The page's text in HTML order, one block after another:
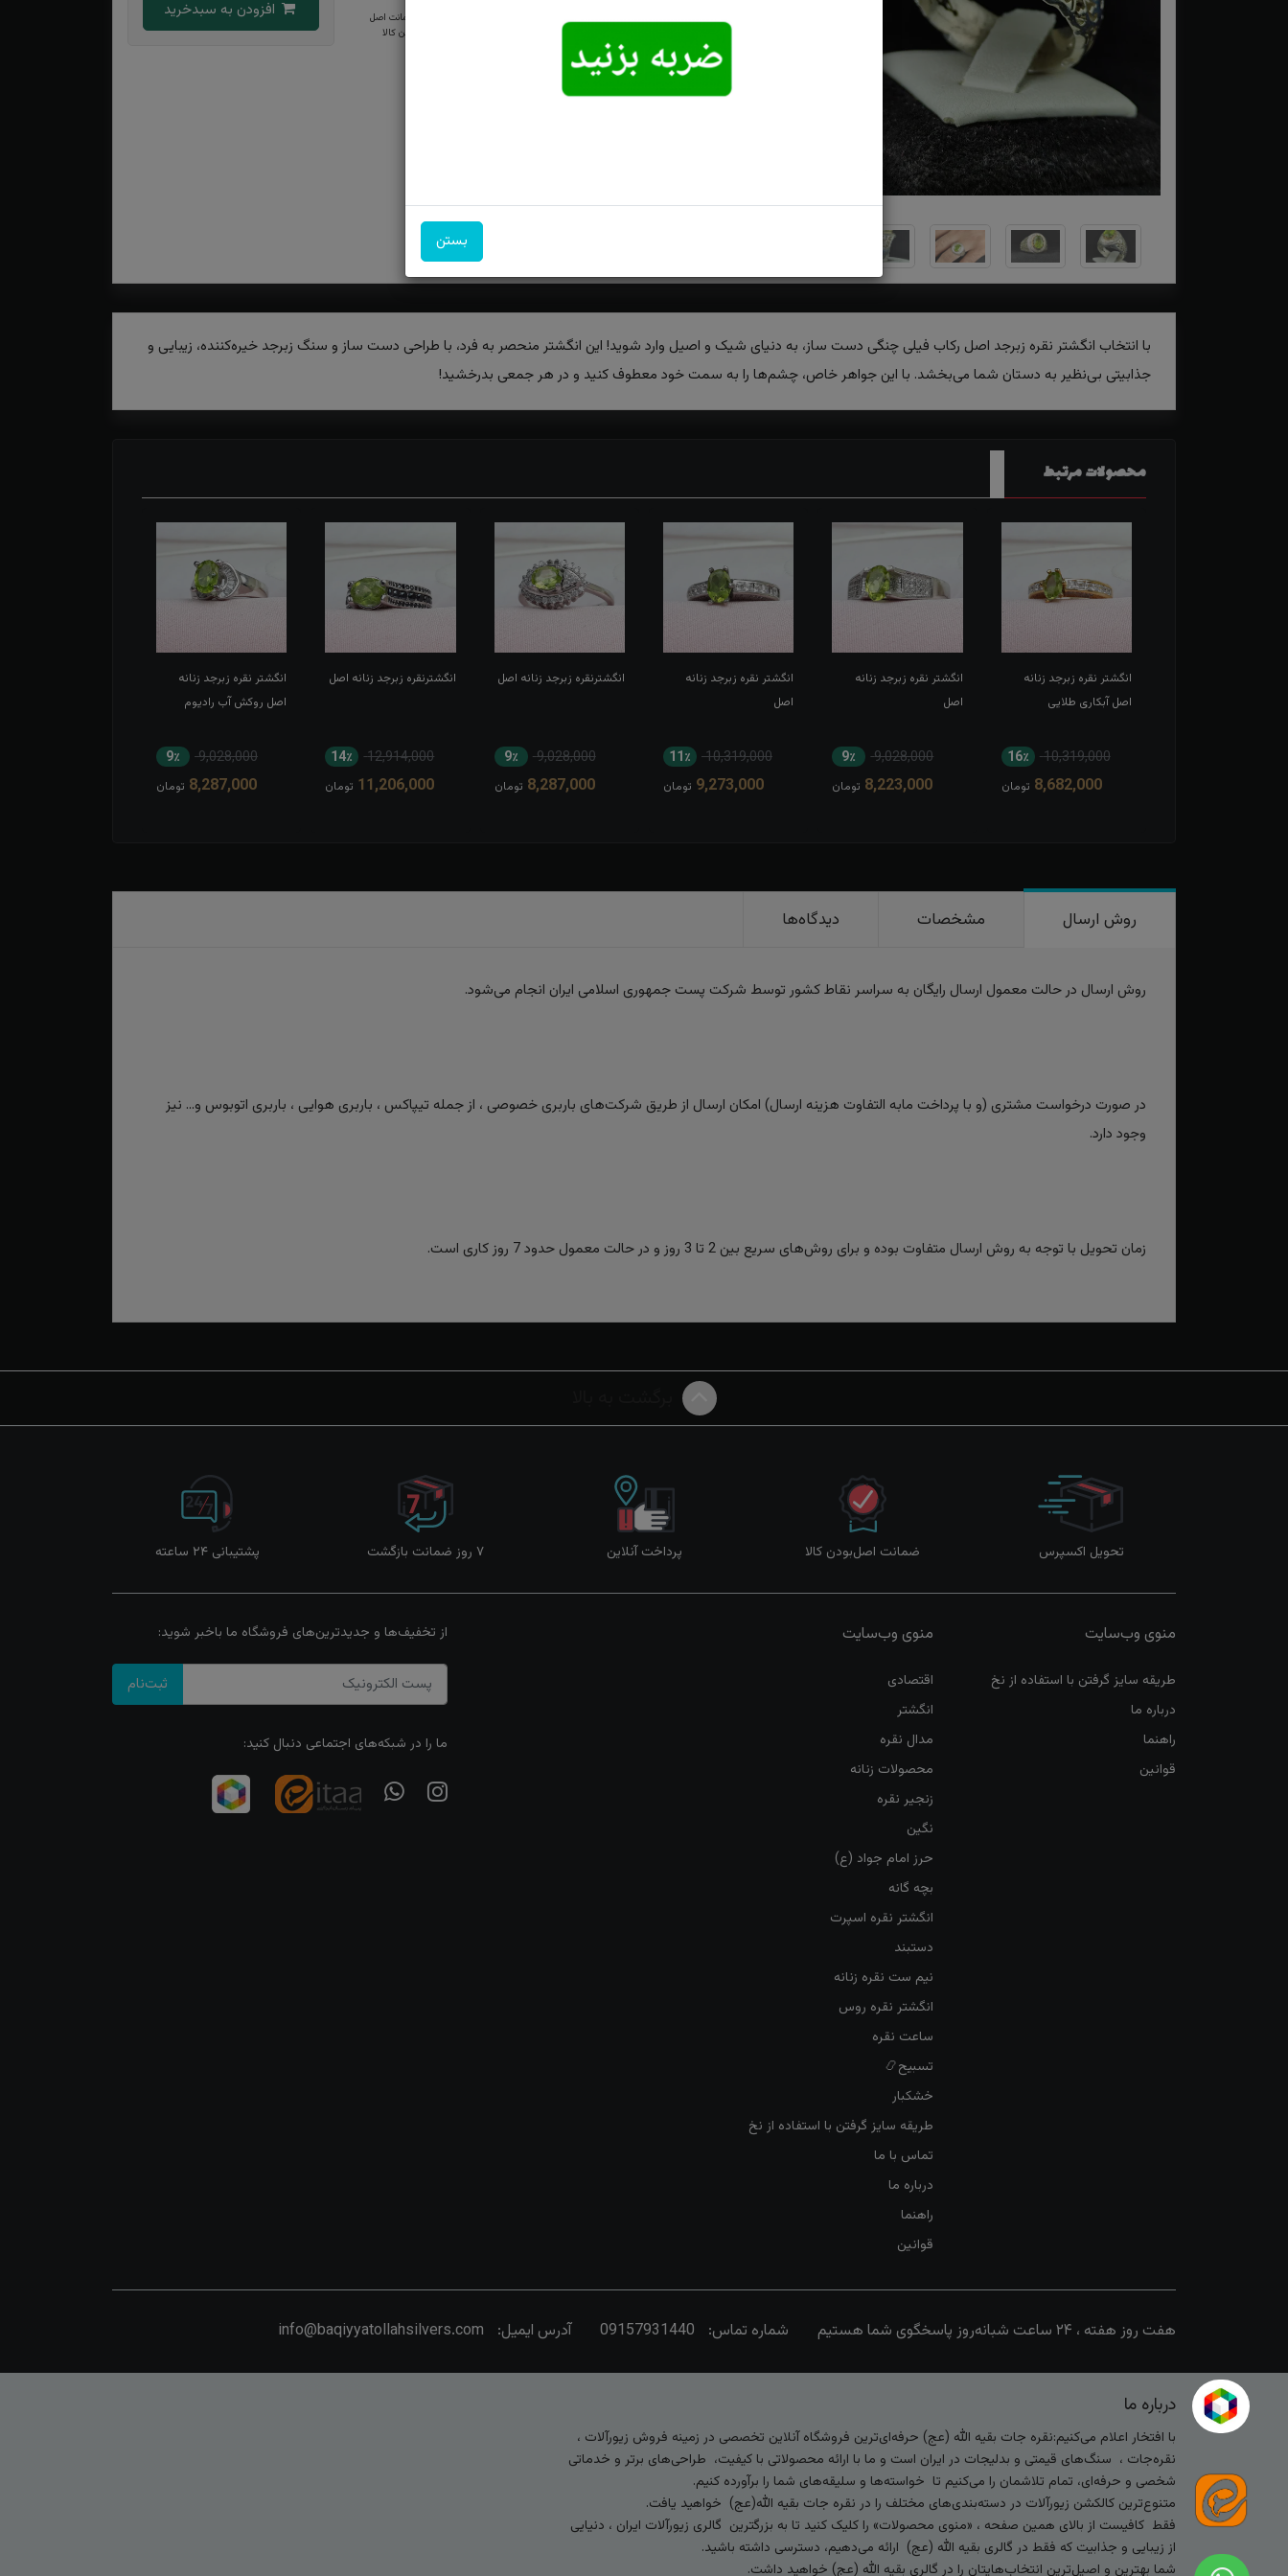
امکان تحویل
اکسپرس
امکان پرداخت
ضمانت اصل
بودن کالا
با انتخاب انگشتر نقره زبرجد اصل رکاب فیلی چنگی دست ساز، به دنیای شیک و اصیل وارد شوید! این انگشتر منحصر به فرد، با طراحی دست ساز و سنگ زبرجد خیره‌کننده، زیبایی و
جذابیتی بی‌نظیر به دستان شما می‌بخشد. با این جواهر خاص، چشم‌ها را به سمت خود معطوف کنید و در هر جمعی بدرخشید!
محصولات مرتبط
انگشتر نقره زبرجد زنانه
اصل آبکاری طلایی
10,319,000 16٪
8,682,000 تومان
انگشتر نقره زبرجد زنانه
اصل
9,028,000 9٪
8,223,000 تومان
انگشتر نقره زبرجد زنانه
اصل
10,319,000 11٪
9,273,000 تومان
انگشترنقره زبرجد زنانه اصل
9,028,000 9٪
8,287,000 تومان
انگشترنقره زبرجد زنانه اصل
12,914,000 14٪
11,206,000 تومان
انگشتر نقره زبرجد زنانه
اصل روکش آب رادیوم
9,028,000 9٪
8,287,000 تومان
روش ارسال مشخصات دیدگاه‌ها
روش ارسال در حالت معمول ارسال رایگان به سراسر نقاط کشور توسط شرکت پست جمهوری اسلامی ایران انجام می‌شود.
در صورت درخواست مشتری (و با پرداخت مابه التفاوت هزینه ارسال) امکان ارسال از طریق شرکت‌های باربری خصوصی ، از جمله تیپاکس ، باربری هوایی ، باربری اتوبوس و... نیز
وجود دارد.
زمان تحویل با توجه به روش ارسال متفاوت بوده و برای روش‌های سریع بین 2 تا 3 روز و در حالت معمول حدود 7 روز کاری است.
بستن
تحویل اکسپرس ضمانت اصل‌بودن کالا پرداخت آنلاین ۷ روز ضمانت بازگشت پشتیبانی ۲۴ ساعته
منوی وب‌سایت
طریقه سایز گرفتن با استفاده از نخ
درباره ما
راهنما
قوانین
منوی وب‌سایت
اقتصادی
انگشتر
مدال نقره
محصولات زنانه
زنجیر نقره
نگین
حرز امام جواد (ع)
بچه گانه
انگشتر نقره اسپرت
دستبند
نیم ست نقره زنانه
انگشتر نقره روس
ساعت نقره
تسبیح📿
خشکبار
طریقه سایز گرفتن با استفاده از نخ
تماس با ما
درباره ما
راهنما
قوانین
از تخفیف‌ها و جدیدترین‌های فروشگاه ما باخبر شوید:
ثبت‌نام
ما را در شبکه‌های اجتماعی دنبال کنید:
هفت روز هفته ، ۲۴ ساعت شبانه‌روز پاسخگوی شما هستیم شماره تماس: 09157931440 آدرس ایمیل: info@baqiyyatollahsilvers.com
درباره ما
با افتخار اعلام می‌کنیم:نقره جات بقیه الله (عج) حرفه‌ای‌ترین فروشگاه آنلاین تخصصی در زمینه فروش زیورآلات ،
نقره‌جات ، سنگ‌های قیمتی و بدلیجات در ایران است و ما با ارائه محصولاتی با کیفیت، طراحی‌های برتر و خدماتی
شخصی و حرفه‌ای، تمام تلاشمان را می‌کنیم تا خواسته‌ها و سلیقه‌های شما را برآورده کنیم.
متنوع‌ترین کالکشن زیورآلات در دسته‌بندی‌های مختلف را در نقره جات بقیه الله(عج) خواهید یافت.
فقط کافیست از بالای همین صفحه ، «منوی محصولات» را کلیک کنید تا به بزرگترین گالری زیورآلات ایران ، دنیایی
از زیبایی و جذابیت که فقط در گالری بقیه الله (عج) ارائه می‌دهیم، دسترسی داشته باشید.
شما بهترین و اصیل‌ترین انتخاب‌هایتان را در گالری بقیه الله (عج) خواهید داشت.